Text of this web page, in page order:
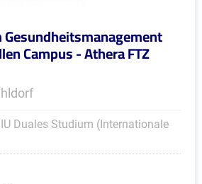
Campus - Athera FTZ
Duales Studium (Internationale